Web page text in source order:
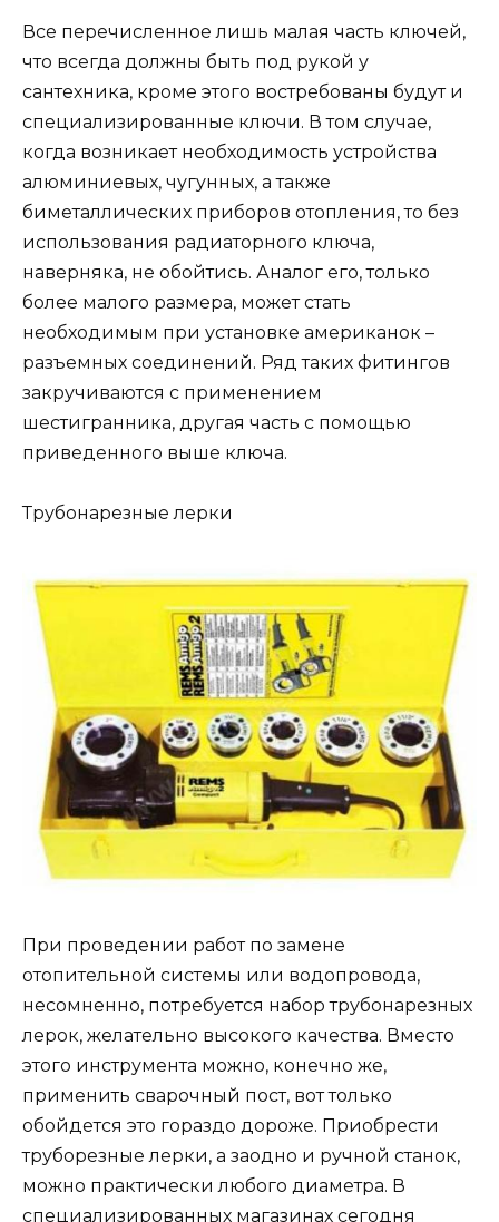
Все перечисленное лишь малая часть ключей,
что всегда должны быть под рукой у
сантехника, кроме этого востребованы будут и
специализированные ключи. В том случае,
когда возникает необходимость устройства
алюминиевых, чугунных, а также
биметаллических приборов отопления, то без
использования радиаторного ключа,
наверняка, не обойтись. Аналог его, только
более малого размера, может стать
необходимым при установке американок –
разъемных соединений. Ряд таких фитингов
закручиваются с применением
шестигранника, другая часть с помощью
приведенного выше ключа.
Трубонарезные лерки
При проведении работ по замене
отопительной системы или водопровода,
несомненно, потребуется набор трубонарезных
лерок, желательно высокого качества. Вместо
этого инструмента можно, конечно же,
применить сварочный пост, вот только
обойдется это гораздо дороже. Приобрести
труборезные лерки, а заодно и ручной станок,
можно практически любого диаметра. В
специализированных магазинах сегодня